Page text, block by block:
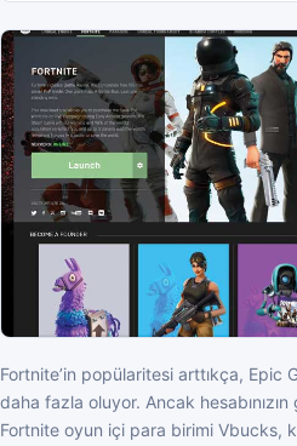
Fortnite’in popülaritesi arttıkça, Epic
daha fazla oluyor. Ancak
Fortnite oyun içi para birimi Vbucks,